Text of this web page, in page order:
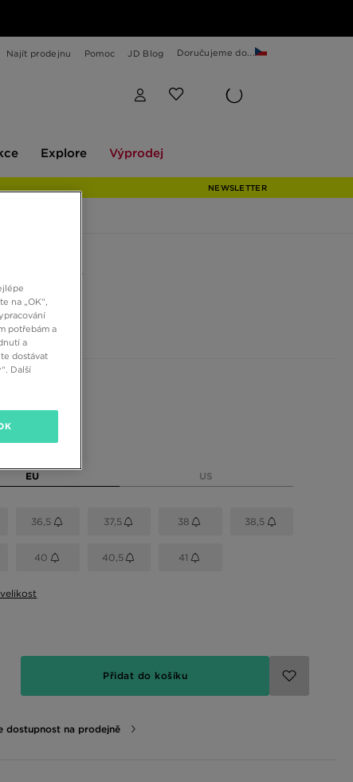
Najít prodejnu Pomoc JD Blog Doručujeme do...
Explore Výprodej
NEWSLETTER
SHOX TL
EU US
36,5 37,5 38 38,5
40 40,5 41
Přidat do košíku
dostupnost na prodejně
na „OK“,
potřebám a
a
dostávat
Další